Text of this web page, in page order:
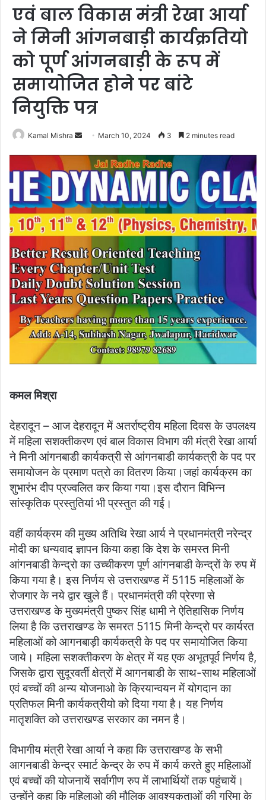
एवं बाल विकास मंत्री रेखा आर्या
ने मिनी आंगनबाड़ी कार्यक्रतियो
को पूर्ण आंगनबाड़ी के रूप में
समायोजित होने पर बांटे
नियुक्ति पत्र
Kamal Mishra
Send
email
March 10, 2024 3 2 minutes read
कमल मिश्रा
देहरादून – आज देहरादून में अतर्राष्ट्रीय महिला दिवस के उपलक्ष्य
में महिला सशक्तीकरण एवं बाल विकास विभाग की मंत्री रेखा आर्या
ने मिनी आंगनबाडी कार्यकत्री से आंगनबाडी कार्यकत्री के पद पर
समायोजन के प्रमाण पत्रो का वितरण किया।जहां कार्यक्रम का
शुभारंभ दीप प्रज्वलित कर किया गया।इस दौरान विभिन्न
सांस्कृतिक प्रस्तुतियां भी प्रस्तुत की गई।
वहीं कार्यक्रम की मुख्य अतिथि रेखा आर्य ने प्रधानमंत्री नरेन्द्र
मोदी का धन्यवाद ज्ञापन किया कहा कि देश के समस्त मिनी
आंगनबाडी केन्द्रो का उच्चीकरण पूर्ण आंगनबाडी केन्द्रों के रुप में
किया गया है। इस निर्णय से उत्तराखण्ड में 5115 महिलाओं के
रोजगार के नये द्वार खुले हैं। प्रधानमंत्री की प्रेरणा से
उत्तराखण्ड के मुख्यमंत्री पुष्कर सिंह धामी ने ऐतिहासिक निर्णय
लिया है कि उत्तराखण्ड के समरत 5115 मिनी केन्द्रो पर कार्यरत
महिलाओं को आगनबाड़ी कार्यकत्री के पद पर समायोजित किया
जाये। महिला सशक्तीकरण के क्षेत्र में यह एक अभूतपूर्व निर्णय है,
जिसके द्वारा सुदूरवर्ती क्षेत्रों में आगनबाडी के साथ-साथ महिलाओं
एवं बच्चों की अन्य योजनाओ के क्रियान्वयन में योगदान का
प्रतिफल मिनी कार्यकत्रीयो को दिया गया है। यह निर्णय
मातृशक्ति को उत्तराखण्ड सरकार का नमन है।
विभागीय मंत्री रेखा आर्या ने कहा कि उत्तराखण्ड के सभी
आगनबाडी केन्द्र स्मार्ट केन्द्र के रुप में कार्य करते हुए महिलाओं
एवं बच्चों की योजनायें सर्वागीण रुप में लाभार्थियों तक पहुंचायें।
उन्होंने कहा कि महिलाओ की मौलिक आवश्यकताओं की गरिमा के